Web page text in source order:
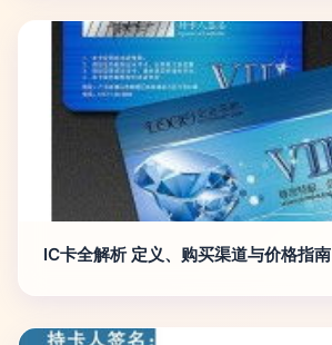
IC卡全解析 定义、购买渠道与价格指南